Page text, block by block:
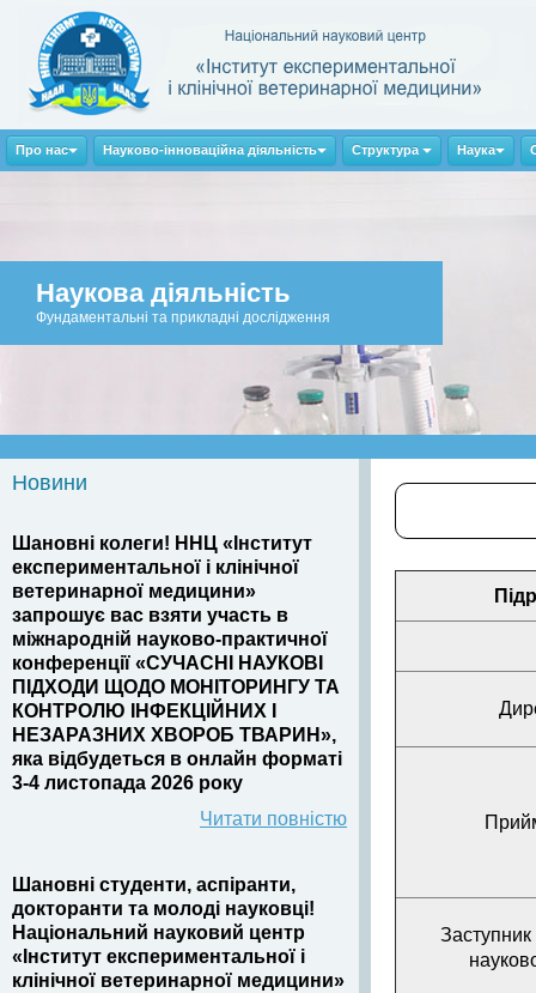
Про нас Науково-інноваційна діяльність Структура Наука
Наукова діяльність
Фундаментальні та прикладні дослідження
Заступник
Новини
Шановні колеги! ННЦ «Інститут
експериментальної і клінічної
ветеринарної медицини»
запрошує вас взяти участь в
міжнародній науково-практичної
конференції «СУЧАСНІ НАУКОВІ
ПІДХОДИ ЩОДО МОНІТОРИНГУ ТА
КОНТРОЛЮ ІНФЕКЦІЙНИХ І
НЕЗАРАЗНИХ ХВОРОБ ТВАРИН»,
яка відбудеться в онлайн форматі
3-4 листопада 2026 року
Читати повністю
Шановні студенти, аспіранти,
докторанти та молоді науковці!
Національний науковий центр
«Інститут експериментальної і
клінічної ветеринарної медицини»